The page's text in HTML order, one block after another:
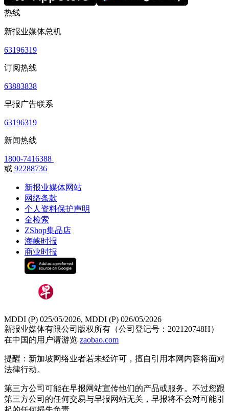
热线
新报业媒体总机
63196319
订阅热线
63883838
早报广告联系
63196319
新闻热线
1800-7416388
或 92288736
新报业媒体网站
网络条款
个人资料保护声明
全检索
ZShop集品店
海峡时报
商业时报
MDDI (P) 025/05/2026, MDDI (P) 026/05/2026
新报业媒体有限公司版权所有（公司登记号：202120748H）
在中国的用户请游览 zaobao.com
提醒：新加坡网络业者若未经许可，擅自引用本网内容将面对
法律行动。
第三方公司可能在早报网站宣传他们的产品或服务。不过您跟
第三方公司的任何交易与早报网站无关，早报将不会对可能引